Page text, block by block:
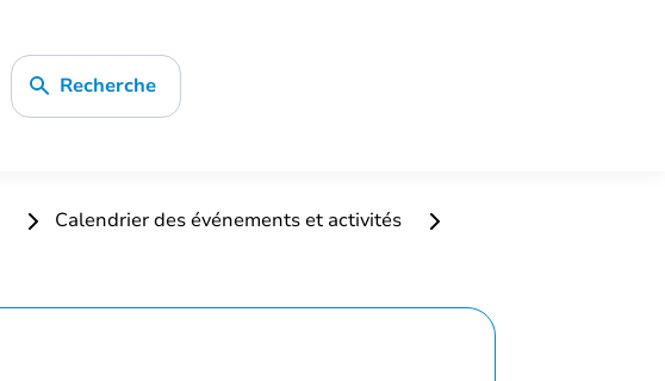
Recherche
Calendrier des événements et activités